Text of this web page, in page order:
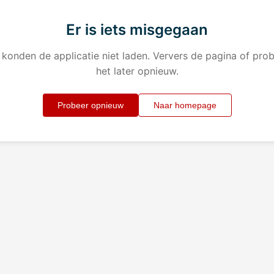
Er is iets misgegaan
konden de applicatie niet laden. Ververs de pagina of
het later opnieuw.
Probeer opnieuw Naar homepage